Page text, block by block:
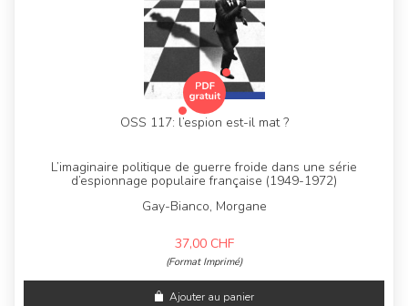
OSS 117: l’espion est-il mat ?
L’imaginaire politique de guerre froide dans une série
d’espionnage populaire française (1949-1972)
Gay-Bianco, Morgane
37,00 CHF
(Format Imprimé)
Ajouter au panier